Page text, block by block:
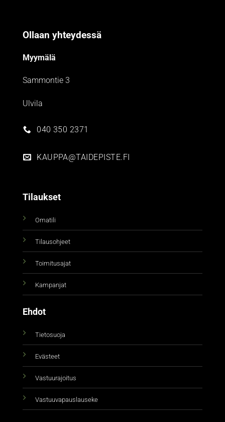
Ollaan yhteydessä
Myymälä
Sammontie 3
Ulvila
040 350 2371
KAUPPA@TAIDEPISTE.FI
Tilaukset
Omatili
Tilausohjeet
Toimitusajat
Kampanjat
Ehdot
Tietosuoja
Evästeet
Vastuurajoitus
Vastuuvapauslauseke